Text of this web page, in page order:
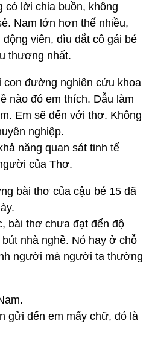
có lời chia buồn, không
Nam lớn hơn thế nhiều,
viên, dìu dắt cô gái bé
thương nhất.
con đường nghiên cứu khoa
nào đó em thích. Dẫu làm
Em sẽ đến với thơ. Không
nghiệp.
năng quan sát tinh tế
của Thơ.
bài thơ của cậu bé 15 đã
bài thơ chưa đạt đến độ
nhà nghề. Nó hay ở chỗ
người mà người ta thường
gửi đến em mấy chữ, đó là